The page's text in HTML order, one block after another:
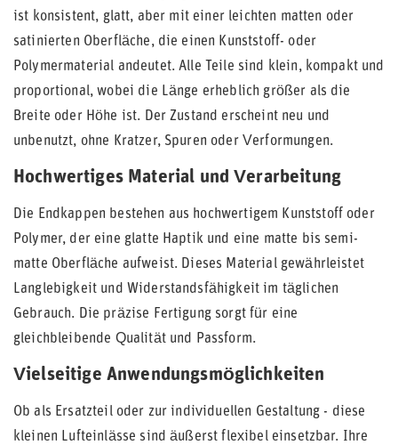
ist konsistent, glatt, aber mit einer leichten matten oder
satinierten Oberfläche, die einen Kunststoff- oder
Polymermaterial andeutet. Alle Teile sind klein, kompakt und
proportional, wobei die Länge erheblich größer als die
Breite oder Höhe ist. Der Zustand erscheint neu und
unbenutzt, ohne Kratzer, Spuren oder Verformungen.
Hochwertiges Material und Verarbeitung
Die Endkappen bestehen aus hochwertigem Kunststoff oder
Polymer, der eine glatte Haptik und eine matte bis semi-
matte Oberfläche aufweist. Dieses Material gewährleistet
Langlebigkeit und Widerstandsfähigkeit im täglichen
Gebrauch. Die präzise Fertigung sorgt für eine
gleichbleibende Qualität und Passform.
Vielseitige Anwendungsmöglichkeiten
Ob als Ersatzteil oder zur individuellen Gestaltung - diese
kleinen Lufteinlässe sind äußerst flexibel einsetzbar. Ihre